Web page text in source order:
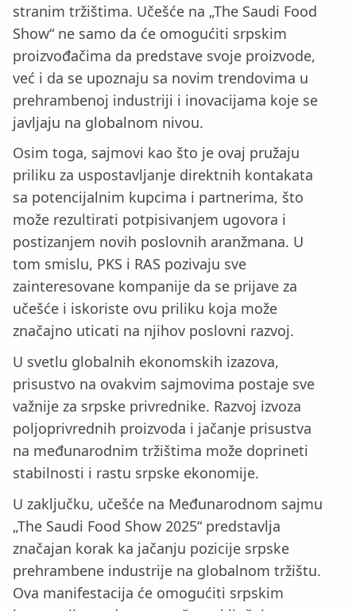
stranim tržištima. Učešće na „The Saudi Food
Show“ ne samo da će omogućiti srpskim
proizvođačima da predstave svoje proizvode,
već i da se upoznaju sa novim trendovima u
prehrambenoj industriji i inovacijama koje se
javljaju na globalnom nivou.
Osim toga, sajmovi kao što je ovaj pružaju
priliku za uspostavljanje direktnih kontakata
sa potencijalnim kupcima i partnerima, što
može rezultirati potpisivanjem ugovora i
postizanjem novih poslovnih aranžmana. U
tom smislu, PKS i RAS pozivaju sve
zainteresovane kompanije da se prijave za
učešće i iskoriste ovu priliku koja može
značajno uticati na njihov poslovni razvoj.
U svetlu globalnih ekonomskih izazova,
prisustvo na ovakvim sajmovima postaje sve
važnije za srpske privrednike. Razvoj izvoza
poljoprivrednih proizvoda i jačanje prisustva
na međunarodnim tržištima može doprineti
stabilnosti i rastu srpske ekonomije.
U zaključku, učešće na Međunarodnom sajmu
„The Saudi Food Show 2025“ predstavlja
značajan korak ka jačanju pozicije srpske
prehrambene industrije na globalnom tržištu.
Ova manifestacija će omogućiti srpskim